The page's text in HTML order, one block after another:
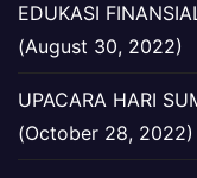
EDUKASI
(August 30, 2022)
UPACARA HARI
(October 28, 2022)